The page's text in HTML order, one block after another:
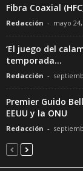
Fibra Coaxial
Redacción - mayo
‘El juego del
temporada...
Redacción -
Premier Guido
EEUU y la ONU
Redacción -